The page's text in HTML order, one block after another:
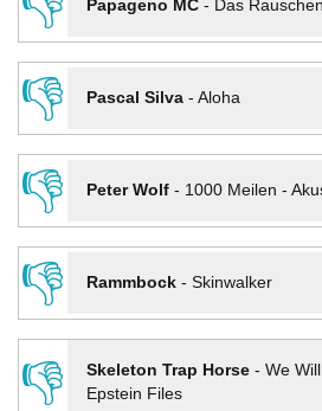
Papageno MC- Das
👎
Pascal Silva- Aloha
👎
Peter Wolf- 1000 Meilen -
👎
Rammbock- Skinwalker
👎
Skeleton Trap Horse- We
Epstein Files